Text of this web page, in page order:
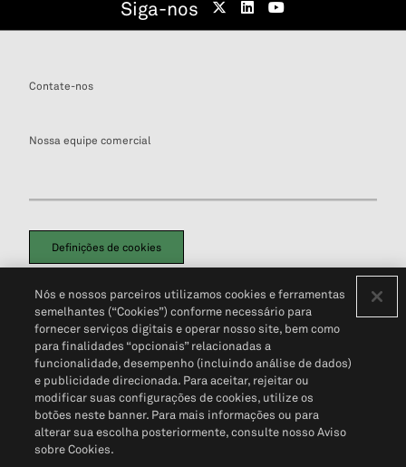
Siga-nos
Contate-nos
Nossa equipe comercial
Definições de cookies
Política de PrivacidadePortal de privacidade do cliente (em inglês)
Não Venda Minhas Informações Pessoais© 2026 S&P Global
Nós e nossos parceiros utilizamos cookies e ferramentas
semelhantes (“Cookies”) conforme necessário para
fornecer serviços digitais e operar nosso site, bem como
para finalidades “opcionais” relacionadas a
funcionalidade, desempenho (incluindo análise de dados)
e publicidade direcionada. Para aceitar, rejeitar ou
modificar suas configurações de cookies, utilize os
botões neste banner. Para mais informações ou para
alterar sua escolha posteriormente, consulte nosso Aviso
sobre Cookies.